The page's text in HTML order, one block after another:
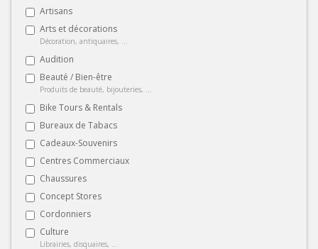
Artisans
Arts et décorations
Décoration, antiquaires, ...
Audition
Beauté / Bien-être
Produits de beauté, bijouteries, ...
Bike Tours & Rentals
Bureaux de Tabacs
Cadeaux-Souvenirs
Centres Commerciaux
Chaussures
Concept Stores
Cordonniers
Culture
Librairies, disquaires, ...